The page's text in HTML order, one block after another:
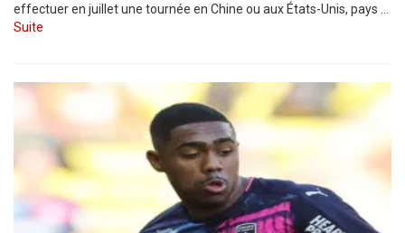
effectuer en juillet une tournée en Chine ou aux États-Unis, pays …
Suite